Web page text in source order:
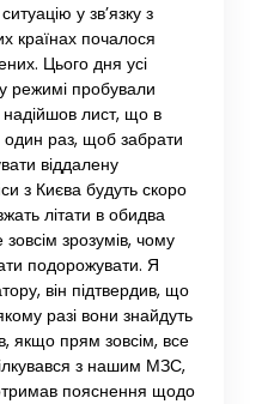
у зв’язку з
країнах почалося
Цього дня усі
режимі пробували
лист, що в
раз, щоб забрати
віддалену
з Києва будуть скоро
літати в обидва
зовсім зрозумів, чому
подорожувати. Я
він підтвердив, що
разі вони знайдуть
якщо прям зовсім, все
з нашим МЗС,
пояснення щодо